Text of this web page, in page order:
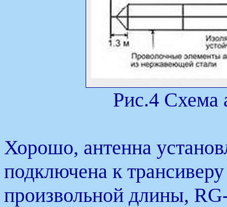
Рис.4
Хорошо, антенна
подключена к
произвольной длины,